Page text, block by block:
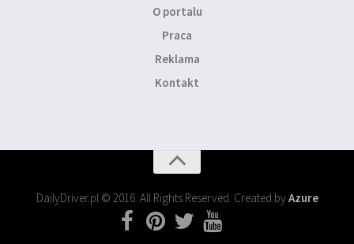
O portalu
Praca
Reklama
Kontakt
DailyDriver.pl © 2016. All Rights Reserved. Created byAzure